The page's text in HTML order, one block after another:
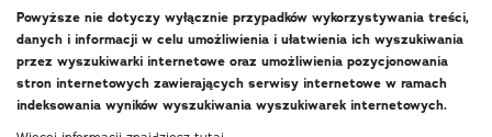
Powyższe nie dotyczy wyłącznie przypadków wykorzystywania treści,
danych i informacji w celu umożliwienia i ułatwienia ich wyszukiwania
przez wyszukiwarki internetowe oraz umożliwienia pozycjonowania
stron internetowych zawierających serwisy internetowe w ramach
indeksowania wyników wyszukiwania wyszukiwarek internetowych.